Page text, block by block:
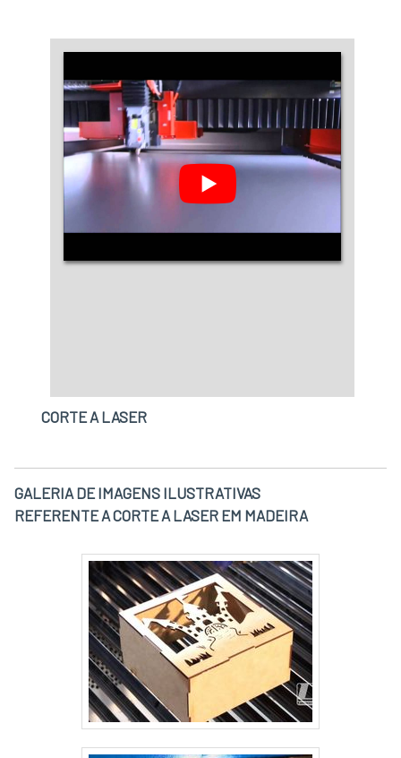
CORTE A LASER
GALERIA DE IMAGENS ILUSTRATIVAS
REFERENTE A CORTE A LASER EM MADEIRA